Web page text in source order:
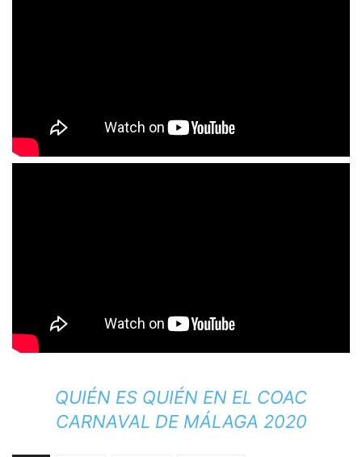
QUIÉN ES QUIÉN EN EL COAC
CARNAVAL DE MÁLAGA 2020